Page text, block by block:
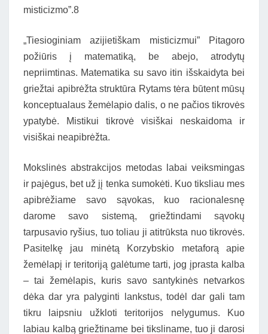
misticizmo”.8
„Tiesioginiam azijietiškam misticizmui” Pitagoro
požiūris į matematiką, be abejo, atrodytų
nepriimtinas. Matematika su savo itin išskaidyta bei
griežtai apibrėžta struktūra Rytams tėra būtent mūsų
konceptualaus žemėlapio dalis, o ne pačios tikrovės
ypatybė. Mistikui tikrovė visiškai neskaidoma ir
visiškai neapibrėžta.
Mokslinės abstrakcijos metodas labai veiksmingas
ir pajėgus, bet už jį tenka sumokėti. Kuo tiksliau mes
apibrėžiame savo sąvokas, kuo racionalesnę
darome savo sistemą, griežtindami sąvokų
tarpusavio ryšius, tuo toliau ji atitrūksta nuo tikrovės.
Pasitelkę jau minėtą Korzybskio metaforą apie
žemėlapį ir teritoriją galėtume tarti, jog įprasta kalba
– tai žemėlapis, kuris savo santykinės netvarkos
dėka dar yra palyginti lankstus, todėl dar gali tam
tikru laipsniu užkloti teritorijos nelygumus. Kuo
labiau kalbą griežtiname bei tiksliname, tuo ji darosi